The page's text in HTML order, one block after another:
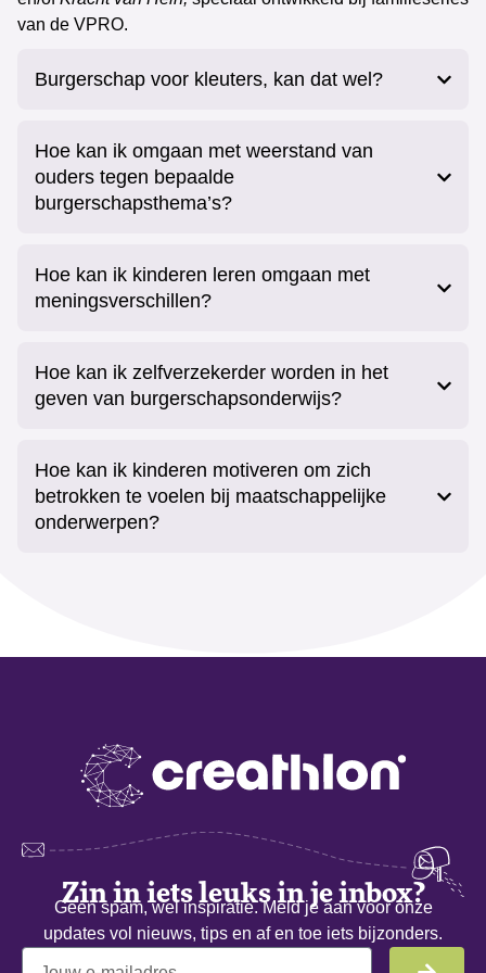
van de VPRO.
Burgerschap voor kleuters, kan dat wel?
Hoe kan ik omgaan met weerstand van
ouders tegen bepaalde
burgerschapsthema’s?
Hoe kan ik kinderen leren omgaan met
meningsverschillen?
Hoe kan ik zelfverzekerder worden in het
geven van burgerschapsonderwijs?
Hoe kan ik kinderen motiveren om zich
betrokken te voelen bij maatschappelijke
onderwerpen?
Zin in iets leuks in je inbox?
Geen spam, wel inspiratie. Meld je aan voor onze
updates vol nieuws, tips en af en toe iets bijzonders.